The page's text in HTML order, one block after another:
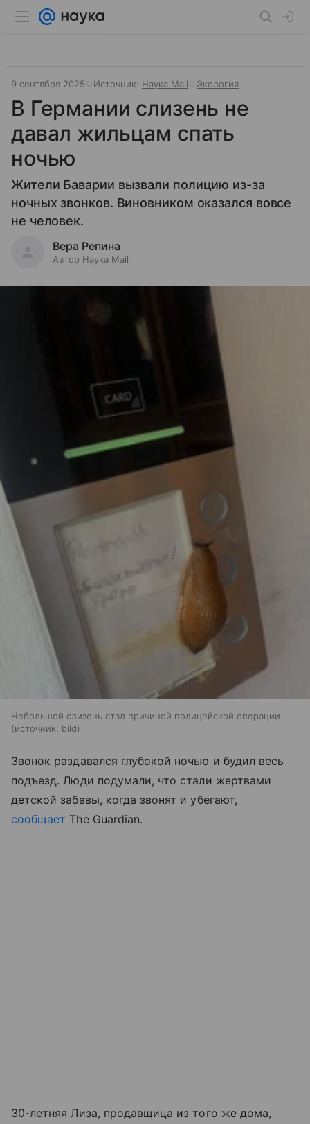
9 сентября 2025 Источник: Наука Mail Экология
В Германии слизень не
давал жильцам спать
ночью
Жители Баварии вызвали полицию из-за
ночных звонков. Виновником оказался вовсе
не человек.
Вера Репина
Автор Наука Mail
Небольшой слизень стал причиной полицейской операции
источник: bild
Звонок раздавался глубокой ночью и будил весь
подъезд. Люди подумали, что стали жертвами
детской забавы, когда звонят и убегают,
сообщает The Guardian.
30-летняя Лиза, продавщица из того же дома,